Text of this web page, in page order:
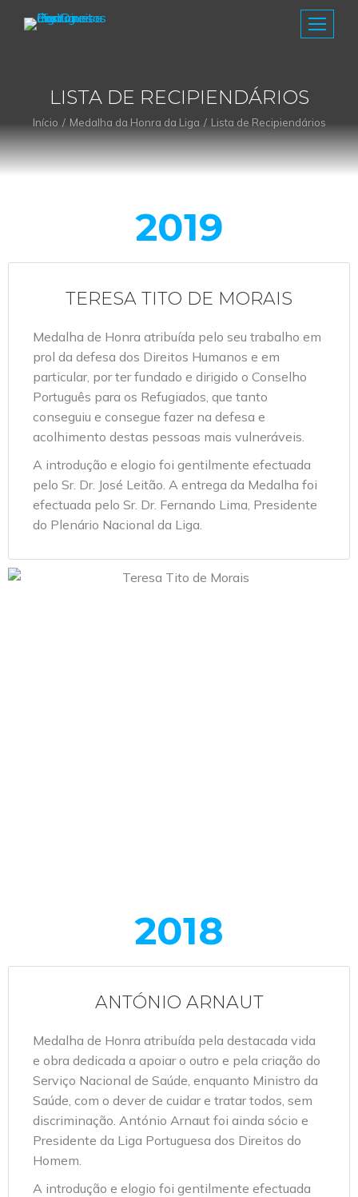
LISTA DE RECIPIENDÁRIOS
You are here:
Início Medalha da Honra da Liga Lista de Recipiendários
2019
TERESA TITO DE MORAIS
Medalha de Honra atribuída pelo seu trabalho em
prol da defesa dos Direitos Humanos e em
particular, por ter fundado e dirigido o Conselho
Português para os Refugiados, que tanto
conseguiu e consegue fazer na defesa e
acolhimento destas pessoas mais vulneráveis.
A introdução e elogio foi gentilmente efectuada
pelo Sr. Dr. José Leitão. A entrega da Medalha foi
efectuada pelo Sr. Dr. Fernando Lima, Presidente
do Plenário Nacional da Liga.
2018
ANTÓNIO ARNAUT
Medalha de Honra atribuída pela destacada vida
e obra dedicada a apoiar o outro e pela criação do
Serviço Nacional de Saúde, enquanto Ministro da
Saúde, com o dever de cuidar e tratar todos, sem
discriminação. António Arnaut foi ainda sócio e
Presidente da Liga Portuguesa dos Direitos do
Homem.
A introdução e elogio foi gentilmente efectuada